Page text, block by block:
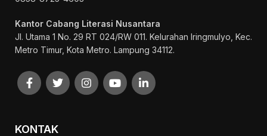
Kantor Cabang Literasi Nusantara
Jl. Utama 1 No. 29 RT 024/RW 011. Kelurahan Iringmulyo, Kec.
Metro Timur, Kota Metro. Lampung 34112.
KONTAK